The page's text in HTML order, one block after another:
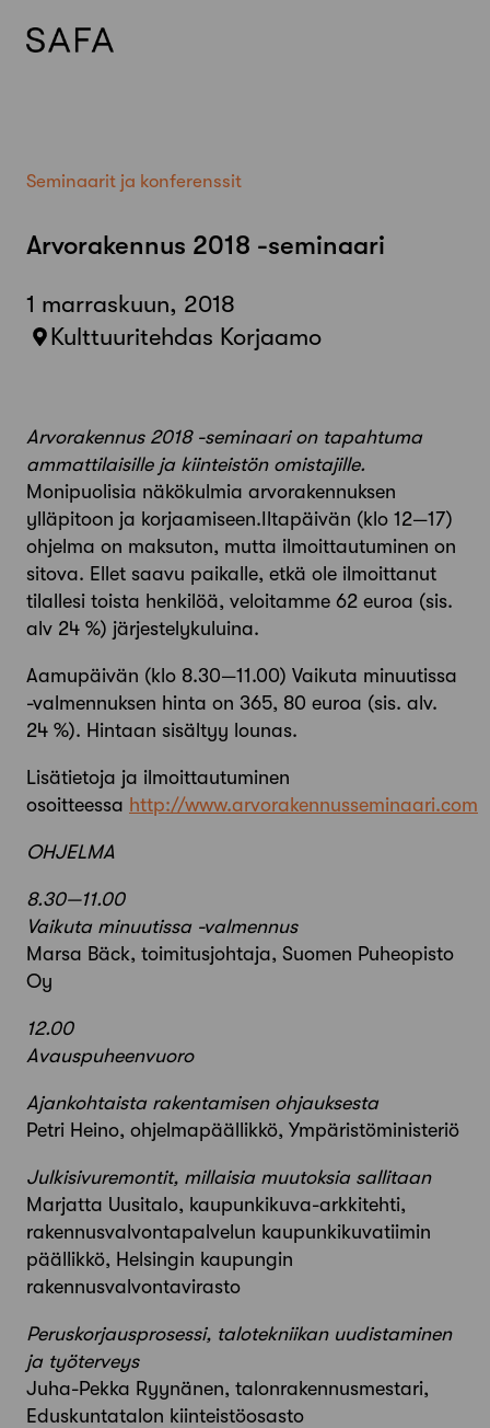
Seminaarit ja konferenssit
Arvorakennus 2018 -seminaari
1 marraskuun, 2018
Kulttuuritehdas Korjaamo
Arvorakennus 2018 -seminaari on tapahtuma
ammattilaisille ja kiinteistön omistajille.
Monipuolisia näkökulmia arvorakennuksen
ylläpitoon ja korjaamiseen.Iltapäivän (klo 12—17)
ohjelma on maksuton, mutta ilmoittautuminen on
sitova. Ellet saavu paikalle, etkä ole ilmoittanut
tilallesi toista henkilöä, veloitamme 62 euroa (sis.
alv 24 %) järjestelykuluina.
Aamupäivän (klo 8.30—11.00) Vaikuta minuutissa
-valmennuksen hinta on 365, 80 euroa (sis. alv.
24 %). Hintaan sisältyy lounas.
Lisätietoja ja ilmoittautuminen
osoitteessa http://www.arvorakennusseminaari.com
OHJELMA
8.30—11.00
Vaikuta minuutissa -valmennus
Marsa Bäck, toimitusjohtaja, Suomen Puheopisto
Oy
12.00
Avauspuheenvuoro
Ajankohtaista rakentamisen ohjauksesta
Petri Heino, ohjelmapäällikkö, Ympäristöministeriö
Julkisivuremontit, millaisia muutoksia sallitaan
Marjatta Uusitalo, kaupunkikuva-arkkitehti,
rakennusvalvontapalvelun kaupunkikuvatiimin
päällikkö, Helsingin kaupungin
rakennusvalvontavirasto
Peruskorjausprosessi, talotekniikan uudistaminen
ja työterveys
Juha-Pekka Ryynänen, talonrakennusmestari,
Eduskuntatalon kiinteistöosasto